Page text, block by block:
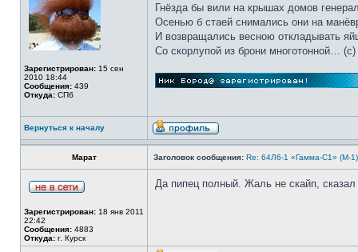
Зарегистрирован: 15 сен
2010 18:44
Сообщения: 439
Откуда: СПб
Гнёзда бы вили на крышах домов
Осенью б стаей снимались они на
И возвращались весною откладывать
Со скорлупой из брони многотонной… (c)
Вернуться к началу
Марат Заголовок сообщения: Re: 64Л6-1 «Гамма-С1» (М-
Зарегистрирован: 18 янв 2011
22:42
Сообщения: 4883
Откуда: г. Курск
Да пипец полный. Жаль не скайп, сказал